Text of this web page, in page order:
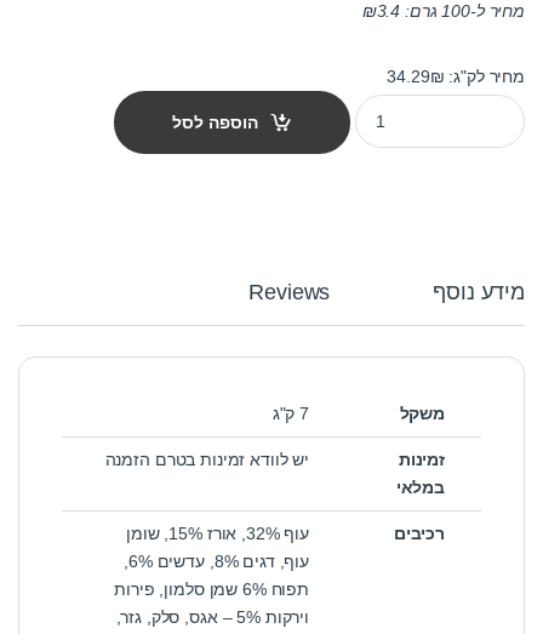
מחיר ל-100 גרם: ₪3.4
מחיר לק"ג: 34.29₪
מזון לכלבים גוסבי בוגר מיני 7 ק"ג quantity
הוספה לסל
מידע נוסף Reviews
משקל 7 ק"ג
זמינות
במלאי
יש לוודא זמינות בטרם הזמנה
רכיבים
עוף 32%, אורז 15%, שומן
עוף, דגים 8%, עדשים 6%,
תפוח 6% שמן סלמון, פירות
וירקות 5% – אגס, סלק, גזר,